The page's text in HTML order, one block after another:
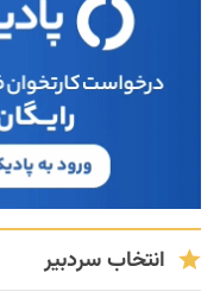
انتخاب سردبیر